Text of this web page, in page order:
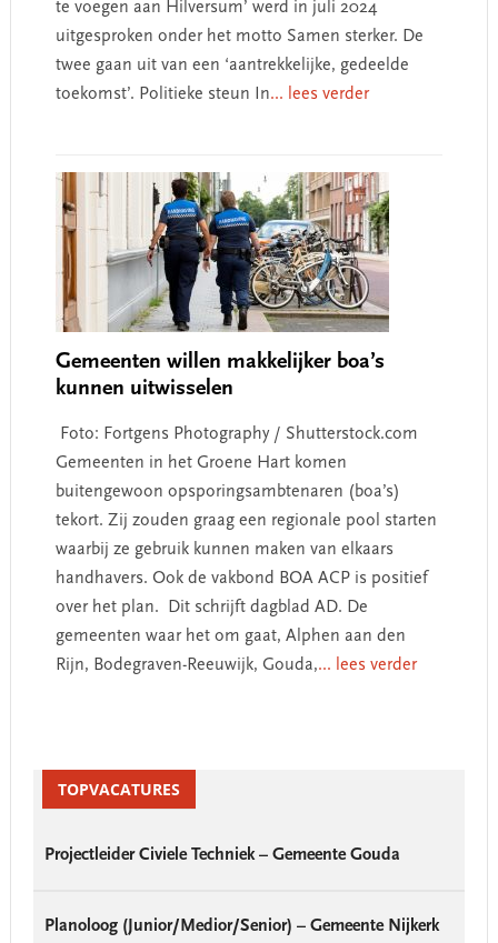
te voegen aan Hilversum’ werd in juli 2024
uitgesproken onder het motto Samen sterker. De
twee gaan uit van een ‘aantrekkelijke, gedeelde
toekomst’. Politieke steun In... lees verder
Gemeenten willen makkelijker boa’s
kunnen uitwisselen
Foto: Fortgens Photography / Shutterstock.com
Gemeenten in het Groene Hart komen
buitengewoon opsporingsambtenaren (boa’s)
tekort. Zij zouden graag een regionale pool starten
waarbij ze gebruik kunnen maken van elkaars
handhavers. Ook de vakbond BOA ACP is positief
over het plan. Dit schrijft dagblad AD. De
gemeenten waar het om gaat, Alphen aan den
Rijn, Bodegraven-Reeuwijk, Gouda,... lees verder
SidebarTOPVACATURES
Projectleider Civiele Techniek – Gemeente Gouda
Planoloog (Junior/Medior/Senior) – Gemeente Nijkerk